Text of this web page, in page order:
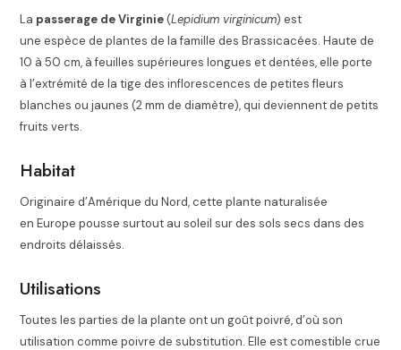
La passerage de Virginie(Lepidium virginicum) est
une espèce de plantes de la famille des Brassicacées. Haute de
10 à 50 cm, à feuilles supérieures longues et dentées, elle porte
à l’extrémité de la tige des inflorescences de petites fleurs
blanches ou jaunes (2 mm de diamètre), qui deviennent de petits
fruits verts.
Habitat
Originaire d’Amérique du Nord, cette plante naturalisée
en Europe pousse surtout au soleil sur des sols secs dans des
endroits délaissés.
Utilisations
Toutes les parties de la plante ont un goût poivré, d’où son
utilisation comme poivre de substitution. Elle est comestible crue